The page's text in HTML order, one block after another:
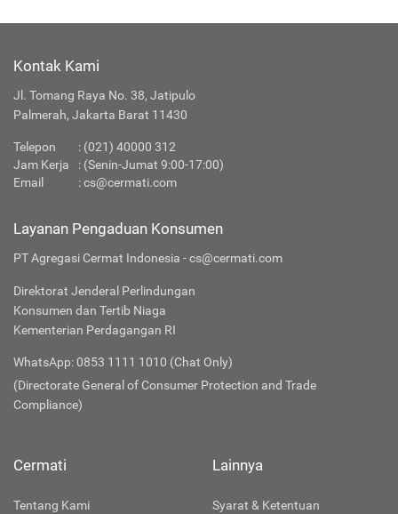
Kontak Kami
Jl. Tomang Raya No. 38, Jatipulo
Palmerah, Jakarta Barat 11430
Telepon
: (021) 40000 312
Jam Kerja
: (Senin-Jumat 9:00-17:00)
Email
:cs@cermati.com
Layanan Pengaduan Konsumen
PT Agregasi Cermat Indonesia - cs@cermati.com
Direktorat Jenderal Perlindungan
Konsumen dan Tertib Niaga
Kementerian Perdagangan RI
WhatsApp: 0853 1111 1010 (Chat Only)
(Directorate General of Consumer Protection and Trade
Compliance)
Cermati
Tentang Kami
Lainnya
Syarat & Ketentuan